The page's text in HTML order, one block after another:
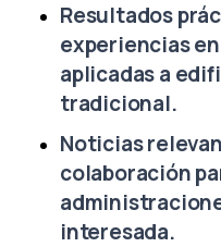
Resultados
experiencias
aplicadas a
tradicional.
Noticias
colaboración
interesada.